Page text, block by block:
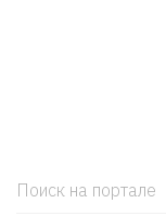
Поиск на портале